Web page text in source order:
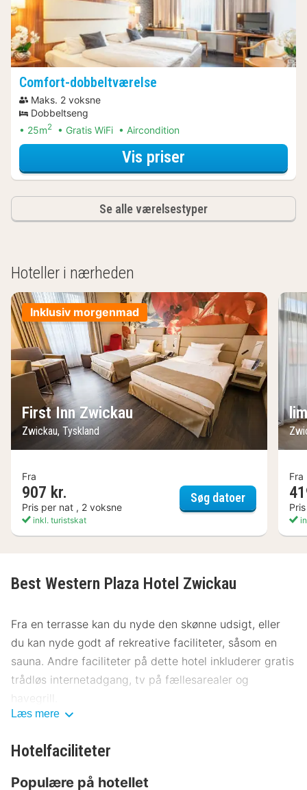
Comfort-dobbeltværelse
Maks. 2 voksne
Dobbeltseng
25m2 Gratis WiFi Aircondition
Vis priser
Se alle værelsestyper
Hoteller i nærheden
Inklusiv morgenmad
First Inn Zwickau
Zwickau, Tyskland
Fra
907 kr.
Pris per nat , 2 voksne
inkl. turistskat
Søg datoerFirst Inn
Fra
Best Western Plaza Hotel Zwickau
Fra en terrasse kan du nyde den skønne udsigt, eller
du kan nyde godt af rekreative faciliteter, såsom en
sauna. Andre faciliteter på dette hotel inkluderer gratis
trådløs internetadgang, tv på fællesarealer og
havegrill.
restaurant, som specialiserer sig i middelhavsretter,
begrænset antal timer). Tag forbi baren/loungen, hvor
Læs mere
Hotelfaciliteter
Populære på hotellet